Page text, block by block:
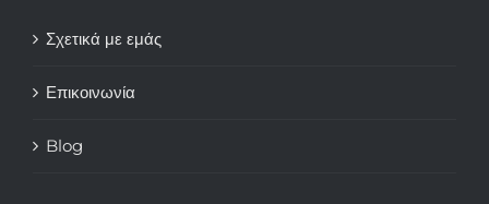
Σχετικά με εμάς
Επικοινωνία
Blog